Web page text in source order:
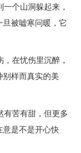
个山洞躲起来，
被嘘寒问暖，它
在忧伤里沉醉，
样而真实的美
有苦有甜，但更多
是不是开心快